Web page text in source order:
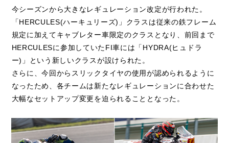
今シーズンから大きなレギュレーション改定が行われた。
「HERCULES(ハーキュリーズ)」クラスは従来の鉄フレーム
規定に加えてキャブレター車限定のクラスとなり、前回まで
HERCULESに参加していたFI車には「HYDRA(ヒュドラ
ー)」という新しいクラスが設けられた。
さらに、今回からスリックタイヤの使用が認められるように
なったため、各チームは新たなレギュレーションに合わせた
大幅なセットアップ変更を迫られることとなった。